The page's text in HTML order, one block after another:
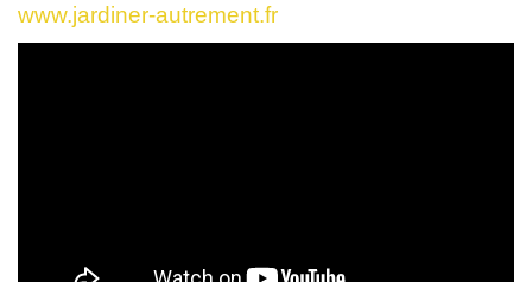
www.jardiner-autrement.fr